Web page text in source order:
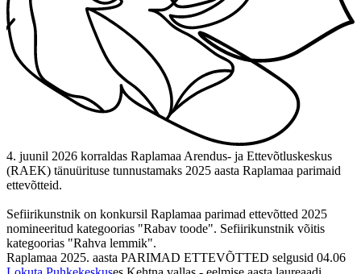
4. juunil 2026 korraldas Raplamaa Arendus- ja Ettevõtluskeskus
(RAEK) tänuürituse tunnustamaks 2025 aasta Raplamaa parimaid
ettevõtteid.
Sefiirikunstnik on konkursil Raplamaa parimad ettevõtted 2025
nomineeritud kategoorias "Rabav toode". Sefiirikunstnik võitis
kategoorias "Rahva lemmik".
Raplamaa 2025. aasta PARIMAD ETTEVÕTTED selgusid 04.06